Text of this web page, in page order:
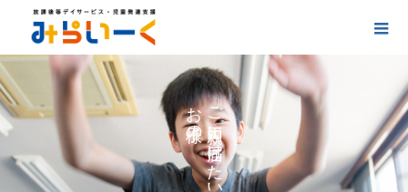
ご
に
け
た
い
お
の
の